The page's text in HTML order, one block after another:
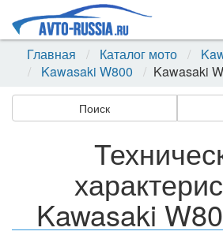
Главная
Каталог мото
Kawasaki W800
Kawasaki
Поиск
Kawasaki